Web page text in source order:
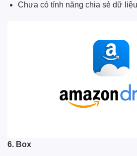
Chưa có tính năng chia sẻ dữ
6. Box